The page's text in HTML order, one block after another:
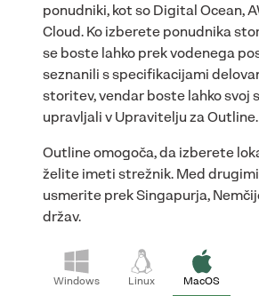
ponudniki, kot so Digital Ocean,
Cloud. Ko izberete ponudnika
se boste lahko prek vodenega
seznanili s specifikacijami
storitev, vendar boste lahko svoj
upravljali v Upravitelju za Outline.
Outline omogoča, da izberete
želite imeti strežnik. Med
usmerite prek Singapurja,
držav.
Windows Linux MacOS